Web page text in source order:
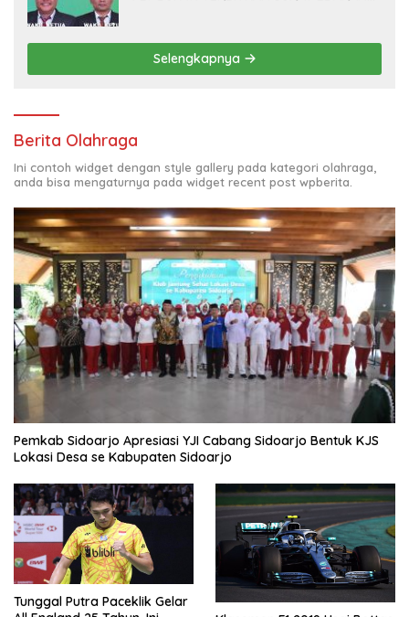
KELUAR KOTA
Selengkapnya
Berita Olahraga
Ini contoh widget dengan style gallery pada kategori olahraga,
anda bisa mengaturnya pada widget recent post wpberita.
Pemkab Sidoarjo Apresiasi YJI Cabang Sidoarjo Bentuk KJS
Lokasi Desa se Kabupaten Sidoarjo
Tunggal Putra Paceklik Gelar